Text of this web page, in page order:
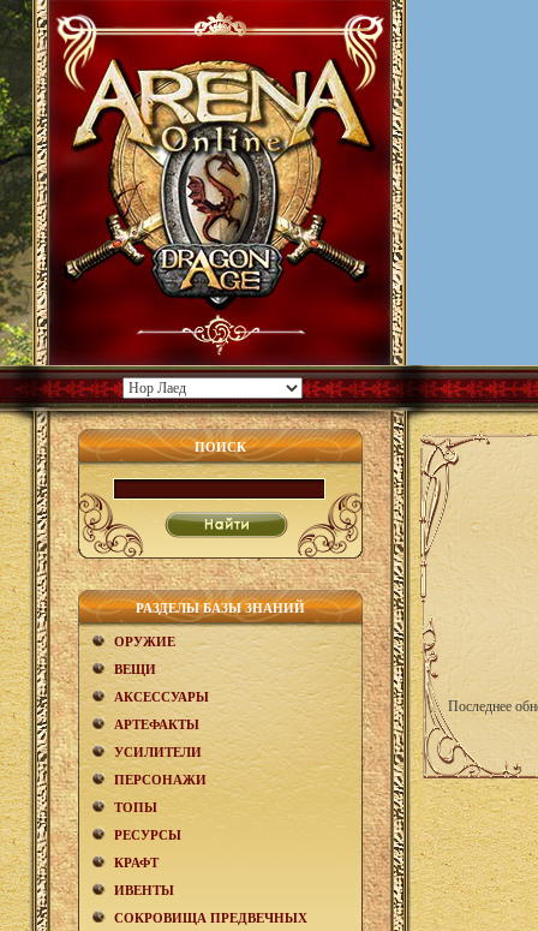
ПОИСК
РАЗДЕЛЫ БАЗЫ ЗНАНИЙ
ОРУЖИЕ
ВЕЩИ
АКCЕСCУАРЫ
АРТЕФАКТЫ
УСИЛИТЕЛИ
ПЕРСОНАЖИ
ТОПЫ
РЕСУРСЫ
КРАФТ
ИВЕНТЫ
СОКРОВИЩА ПРЕДВЕЧНЫХ
Последнее